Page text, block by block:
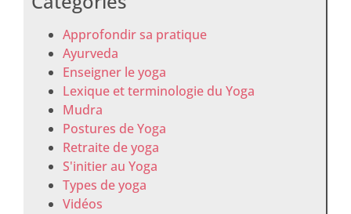
Approfondir sa pratique
Ayurveda
Enseigner le yoga
Lexique et terminologie du Yoga
Mudra
Postures de Yoga
Retraite de yoga
S'initier au Yoga
Types de yoga
Vidéos